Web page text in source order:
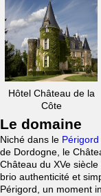
Hôtel Château de la
Côte
Le domaine
Niché dans le Périgord
de Dordogne, le
Château du XVe
brio authenticité et
Périgord, un moment